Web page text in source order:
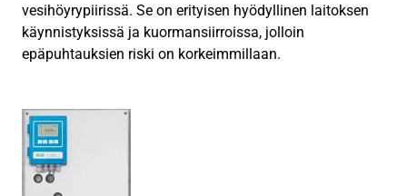
vesihöyrypiirissä. Se on erityisen hyödyllinen laitoksen
käynnistyksissä ja kuormansiirroissa, jolloin
epäpuhtauksien riski on korkeimmillaan.